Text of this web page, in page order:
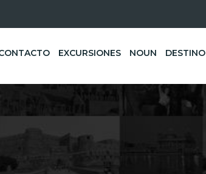
EXCURSIONES NOUN DESTINO